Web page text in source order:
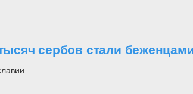
сербов стали